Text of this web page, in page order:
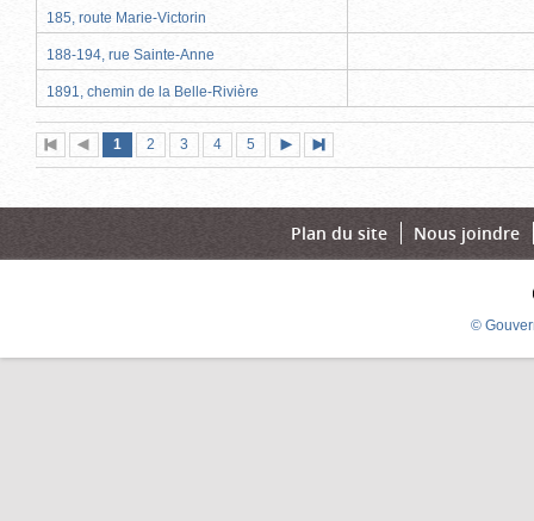
185, route Marie-Victorin
188-194, rue Sainte-Anne
1891, chemin de la Belle-Rivière
Première
page
Page
précédente
Page
1 (page
actuelle)
Page
2 Page
3 Page
4 Page
5
suivante
page
Plan du site Nous joindre
©